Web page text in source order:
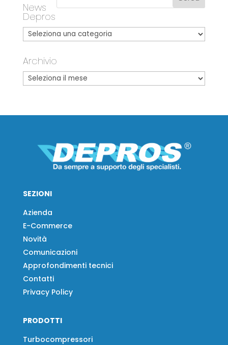
News
Depros
Archivio
SEZIONI
Azienda
E-Commerce
Novità
Comunicazioni
Approfondimenti tecnici
Contatti
Privacy Policy
PRODOTTI
Turbocompressori